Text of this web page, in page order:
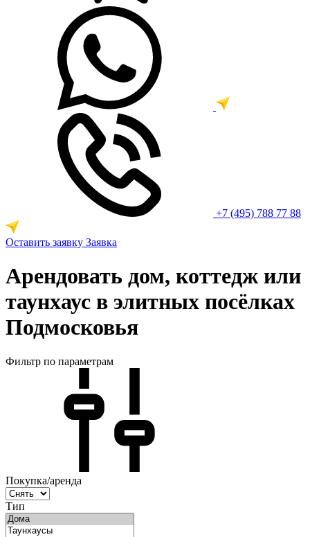
+7 (495) 788 77 88
Оставить заявку Заявка
Арендовать дом, коттедж или
таунхаус в элитных посёлках
Подмосковья
Фильтр по параметрам
Покупка/аренда
Тип